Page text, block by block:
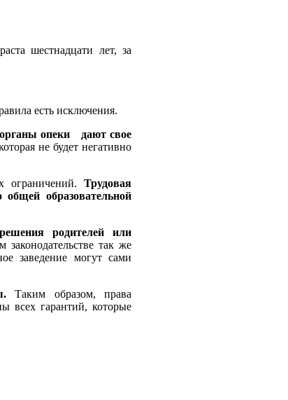
шестнадцати лет, за
есть исключения.
органы опеки дают свое
не будет негативно
ограничений. Трудовая
образовательной
родителей или
так же
заведение могут сами
Таким образом, права
всех гарантий, которые